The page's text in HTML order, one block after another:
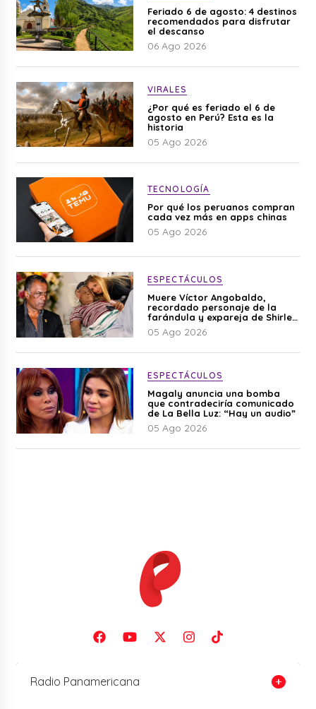
Feriado 6 de agosto: 4 destinos
recomendados para disfrutar
el descanso
06 Ago 2026
VIRALES
¿Por qué es feriado el 6 de
agosto en Perú? Esta es la
historia
05 Ago 2026
TECNOLOGÍA
Por qué los peruanos compran
cada vez más en apps chinas
05 Ago 2026
ESPECTÁCULOS
Muere Víctor Angobaldo,
recordado personaje de la
farándula y expareja de Shirley
Cherres
05 Ago 2026
ESPECTÁCULOS
Magaly anuncia una bomba
que contradeciría comunicado
de La Bella Luz: “Hay un audio”
05 Ago 2026
Radio Panamericana